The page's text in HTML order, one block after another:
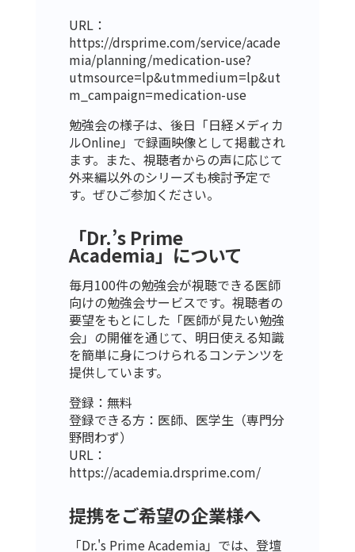
URL：
https://drsprime.com/service/acade
mia/planning/medication-use?
utmsource=lp&utmmedium=lp&ut
m_campaign=medication-use
勉強会の様子は、後日「日経メディカ
ルOnline」で録画映像として掲載され
ます。また、視聴者からの声に応じて
外来編以外のシリーズも検討予定で
す。ぜひご参加ください。
「Dr.’s Prime
Academia」について
毎月100件の勉強会が視聴できる医師
向けの勉強会サービスです。視聴者の
要望をもとにした「医師が見たい勉強
会」の開催を通じて、明日使える知識
を簡単に身につけられるコンテンツを
提供しています。
登録：無料
登録できる方：医師、医学生（専門分
野問わず）
URL：
https://academia.drsprime.com/
提携をご希望の企業様へ
「Dr.'s Prime Academia」では、登壇